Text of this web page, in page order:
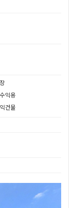
익용
건물